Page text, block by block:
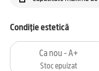
Condiție estetică
Ca nou - A+
Stoc epuizat